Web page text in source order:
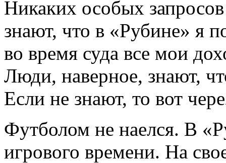
Никаких особых
знают, что в «Рубине» я
во время суда все мои
Люди, наверное, знают,
Если не знают, то вот
Футболом не наелся. В
игрового времени. На